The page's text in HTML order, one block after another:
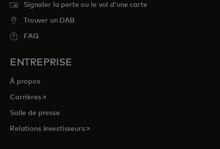
Signaler la perte ou le vol d’une carte
Trouver un DAB
FAQ
ENTREPRISE
À propos
Carrièress’ouvre dans un nouvel onglet
Salle de presse
Relations investisseurss’ouvre dans un nouvel onglet